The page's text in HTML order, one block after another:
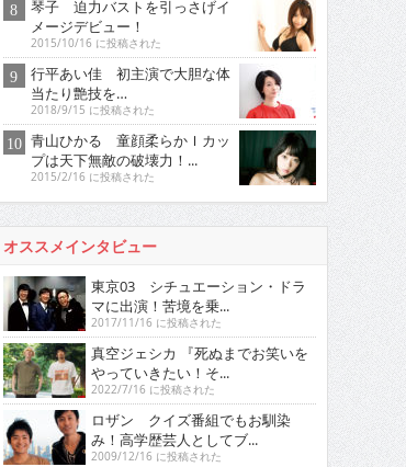
琴子 迫力バストを引っさげイ
メージデビュー！
2015/10/16 に投稿された
行平あい佳 初主演で大胆な体
当たり艶技を…
2018/9/15 に投稿された
青山ひかる 童顔柔らかＩカッ
プは天下無敵の破壊力！...
2015/2/16 に投稿された
オススメインタビュー
東京03 シチュエーション・ドラ
マに出演！苦境を乗...
2017/11/16 に投稿された
真空ジェシカ 『死ぬまでお笑いを
やっていきたい！そ...
2022/7/16 に投稿された
ロザン クイズ番組でもお馴染
み！高学歴芸人としてブ...
2009/12/16 に投稿された